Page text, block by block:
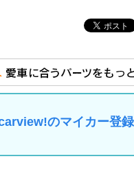
のマイカー登